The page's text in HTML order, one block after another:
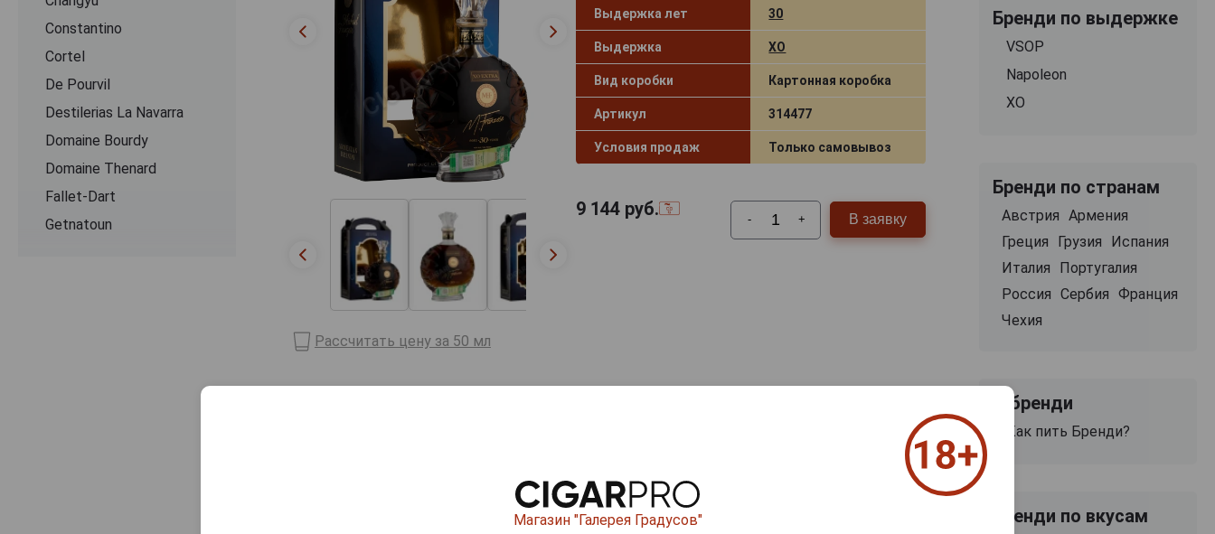
Constantino
Cortel
De Pourvil
Destilerias La Navarra
Domaine Bourdy
Domaine Thenard
Fallet-Dart
Getnatoun
Выдержка лет 30
Выдержка XO
Вид коробки Картонная коробка
Артикул 314477
Условия продаж Только самовывоз
9 144руб. - + В заявку
Рассчитать цену за 50 мл
Бренди по выдержке
VSOP
Napoleon
XO
Бренди по странам
Австрия Армения
Греция
Грузия
Испания
Италия
Португалия
Россия Сербия Франция
Чехия
О бренди
Как пить Бренди?
Бренди по вкусам
Магазин "Галерея Градусов"